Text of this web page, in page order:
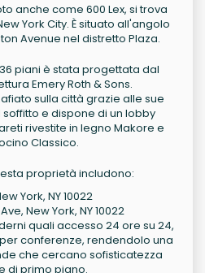
anche come 600 Lex, si trova
York City. È situato all'angolo
Avenue nel distretto Plaza.
piani è stata progettata dal
Emery Roth & Sons.
sulla città grazie alle sue
e dispone di un lobby
rivestite in legno Makore e
Classico.
proprietà includono:
York, NY 10022
New York, NY 10022
quali accesso 24 ore su 24,
conferenze, rendendolo una
che cercano sofisticatezza
di primo piano.